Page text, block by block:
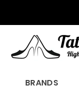
BRANDS